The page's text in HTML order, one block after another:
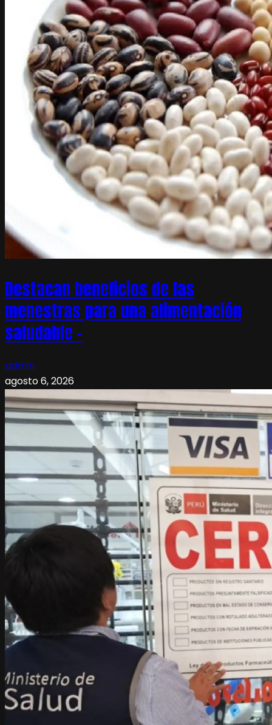
Destacan beneficios de las
menestras para una alimentación
saludable –
admin
agosto 6, 2026